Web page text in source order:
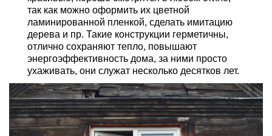
так как можно оформить их цветной
ламинированной пленкой, сделать имитацию
дерева и пр. Такие конструкции герметичны,
отлично сохраняют тепло, повышают
энергоэффективность дома, за ними просто
ухаживать, они служат несколько десятков лет.